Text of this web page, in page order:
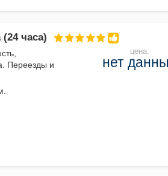
часа)
Переезды и
цена:
нет